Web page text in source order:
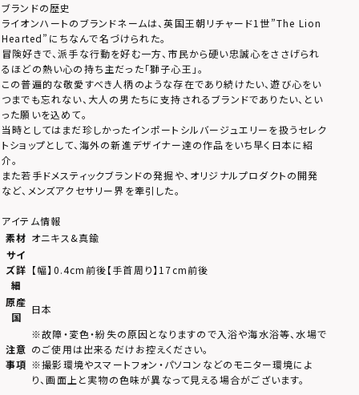
ブランドの歴史
ライオンハートのブランドネームは、英国王朝リチャード1世”The Lion
Hearted”にちなんで名づけられた。
冒険好きで、派手な行動を好む一方、市民から硬い忠誠心をささげられ
るほどの熱い心の持ち主だった「獅子心王」。
この普遍的な敬愛すべき人柄のような存在であり続けたい、遊び心をい
つまでも忘れない、大人の男たちに支持されるブランドでありたい、とい
った願いを込めて。
当時としてはまだ珍しかったインポートシルバージュエリーを扱うセレク
トショップとして、海外の新進デザイナー達の作品をいち早く日本に紹
介。
また若手ドメスティックブランドの発掘や、オリジナルプロダクトの開発
など、メンズアクセサリー界を牽引した。
アイテム情報
素材 オニキス&真鍮
サイ
ズ詳
細
【幅】0.4cm前後【手首周り】17cm前後
原産
国
日本
注意
事項
※故障・変色・紛失の原因となりますので入浴や海水浴等、水場で
のご使用は出来るだけお控えください。
※撮影環境やスマートフォン・パソコンなどのモニター環境によ
り、画面上と実物の色味が異なって見える場合がございます。